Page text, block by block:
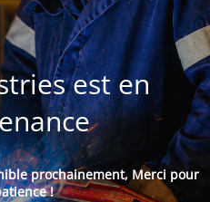
est en
prochainement, Merci pour
!